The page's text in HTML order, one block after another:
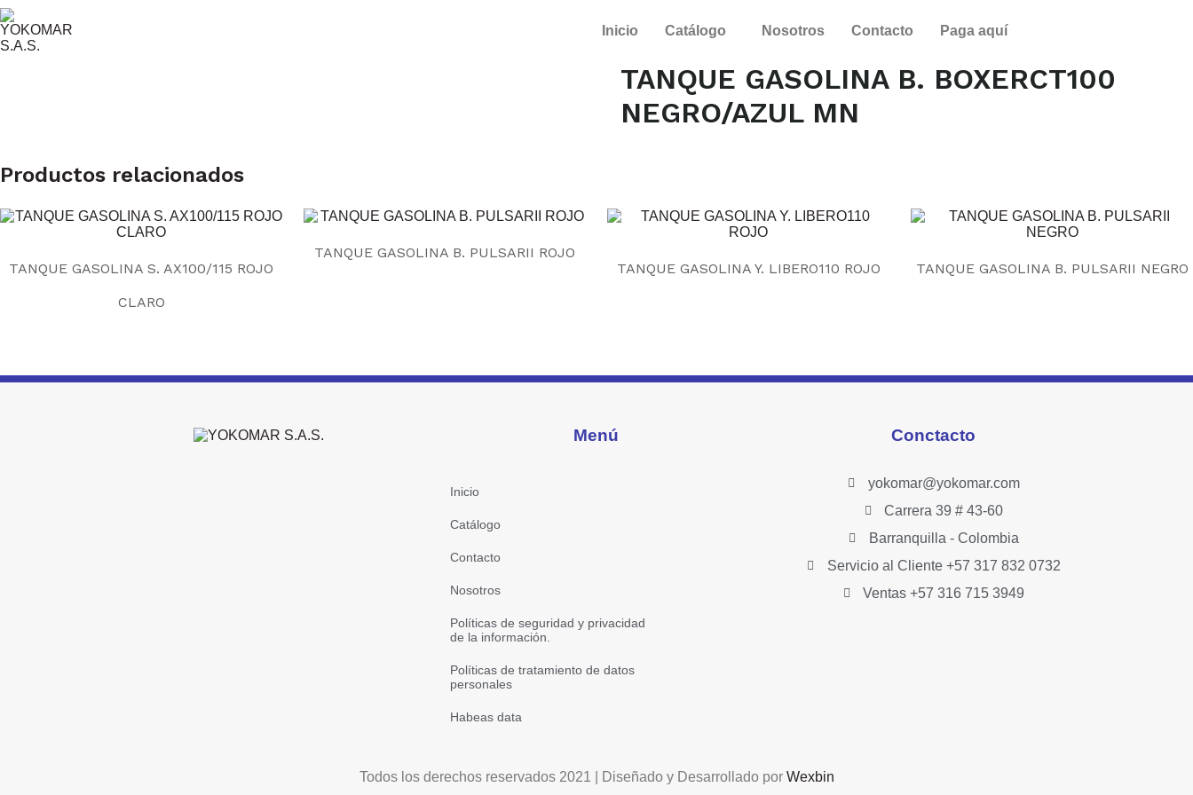
Inicio Catálogo Nosotros Contacto Paga aquí
TANQUE GASOLINA B. BOXERCT100
NEGRO/AZUL MN
Productos relacionados
TANQUE GASOLINA S. AX100/115 ROJO
CLARO
TANQUE GASOLINA B. PULSARII ROJO
TANQUE GASOLINA Y. LIBERO110 ROJO
TANQUE GASOLINA B. PULSARII NEGRO
Menú
Inicio
Catálogo
Contacto
Nosotros
Políticas de seguridad y privacidad
de la información.
Políticas de tratamiento de datos
personales
Habeas data
Conctacto
yokomar@yokomar.com
Carrera 39 # 43-60
Barranquilla - Colombia
Servicio al Cliente +57 317 832 0732
Ventas +57 316 715 3949
Todos los derechos reservados 2021 | Diseñado y Desarrollado por Wexbin